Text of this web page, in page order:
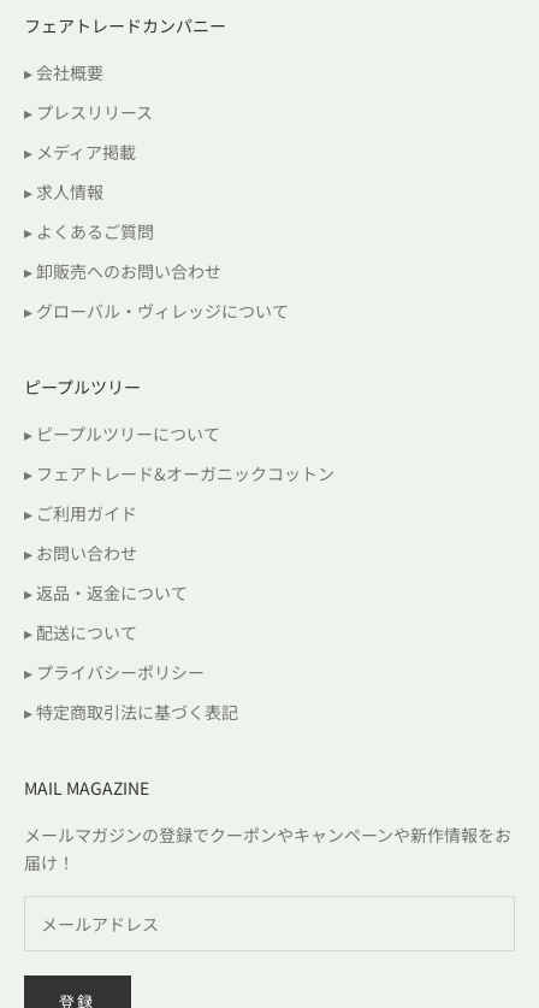
フェアトレードカンパニー
▸ 会社概要
▸ プレスリリース
▸ メディア掲載
▸ 求人情報
▸ よくあるご質問
▸ 卸販売へのお問い合わせ
▸ グローバル・ヴィレッジについて
ピープルツリー
▸ ピープルツリーについて
▸ フェアトレード&オーガニックコットン
▸ ご利用ガイド
▸ お問い合わせ
▸ 返品・返金について
▸ 配送について
▸ プライバシーポリシー
▸ 特定商取引法に基づく表記
MAIL MAGAZINE
メールマガジンの登録でクーポンやキャンペーンや新作情報をお
届け！
登録